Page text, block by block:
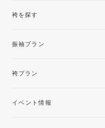
袴を探す
振袖プラン
レンタルプラン
袴プラン
卒業袴レンタルプラン
イベント情報